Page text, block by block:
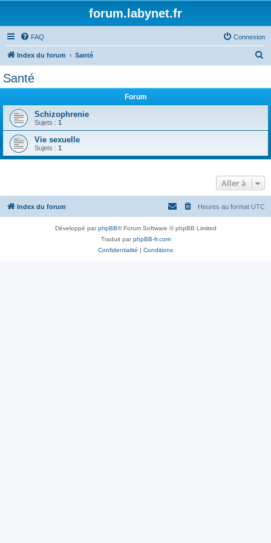
forum.labynet.fr
FAQ Connexion
Index du forum Santé
h
Santé
Forum
Schizophrenie
Sujets : 1
Vie sexuelle
Sujets : 1
Aller à
Index du forum Heures au format UTC
Développé parphpBB® Forum Software © phpBB Limited
Traduit parphpBB-fr.com
Confidentialité | Conditions